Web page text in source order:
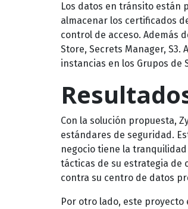
Los datos en tránsito están
almacenar los certificados
control de acceso. Además
Store, Secrets Manager,
instancias en los Grupos de
Con la solución propuesta,
estándares de seguridad.
negocio tiene la
tácticas de su estrategia de
contra su centro de datos
Por otro lado, este